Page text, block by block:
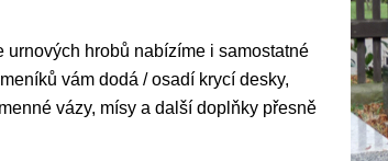
hrobů nabízíme i samostatné
vám dodá / osadí krycí desky,
vázy, mísy a další doplňky přesně